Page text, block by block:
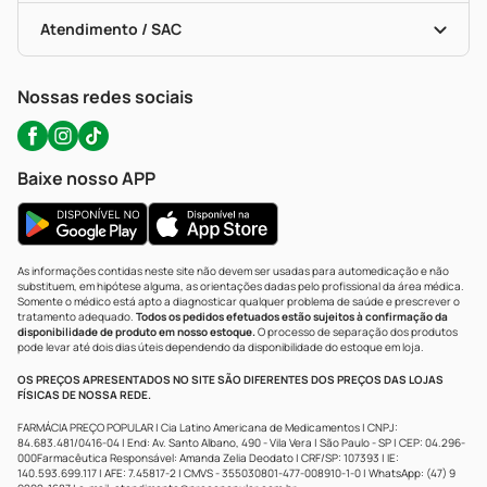
Bulas De A A Z
Políticas De Marketplace
Autoteste Covid-19
Certificado De Segurança
Portal Da Privacidade
Atendimento / SAC
WhatsApp (47) 9202-1687
Nossas redes sociais
Baixe nosso APP
As informações contidas neste site não devem ser usadas para automedicação e não
substituem, em hipótese alguma, as orientações dadas pelo profissional da área médica.
Somente o médico está apto a diagnosticar qualquer problema de saúde e prescrever o
tratamento adequado. Todos os pedidos efetuados estão sujeitos à confirmação da
disponibilidade de produto em nosso estoque.O processo de separação dos produtos
pode levar até dois dias úteis dependendo da disponibilidade do estoque em loja.
OS PREÇOS APRESENTADOS NO SITE SÃO DIFERENTES DOS PREÇOS DAS LOJAS
FÍSICAS DE NOSSA REDE.
FARMÁCIA PREÇO POPULAR | Cia Latino Americana de Medicamentos | CNPJ:
84.683.481/0416-04 | End: Av. Santo Albano, 490 - Vila Vera | São Paulo - SP | CEP: 04.296-
000Farmacêutica Responsável: Amanda Zelia Deodato | CRF/SP: 107393 | IE:
140.593.699.117 | AFE: 7.45817-2 | CMVS - 355030801-477-008910-1-0 | WhatsApp: (47) 9